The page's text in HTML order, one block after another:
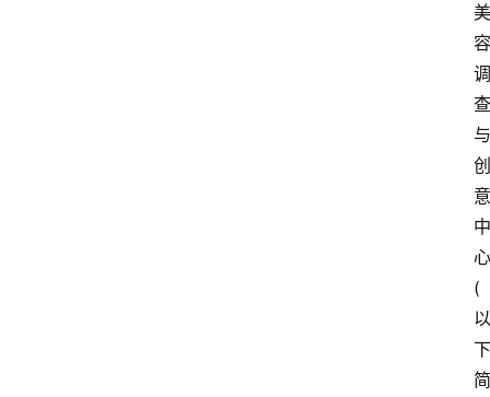
美
容
调
查
与
创
意
中
心
(
以
下
简